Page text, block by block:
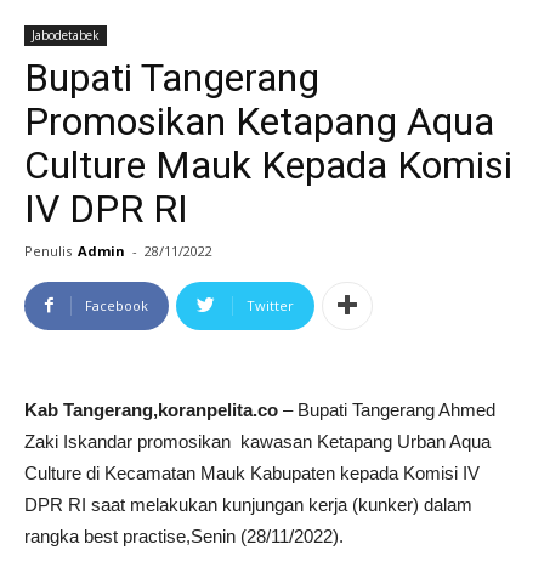
Jabodetabek
Bupati Tangerang
Promosikan Ketapang Aqua
Culture Mauk Kepada Komisi
IV DPR RI
Penulis Admin - 28/11/2022
Facebook Twitter
Kab Tangerang,koranpelita.co – Bupati Tangerang Ahmed
Zaki Iskandar promosikan kawasan Ketapang Urban Aqua
Culture di Kecamatan Mauk Kabupaten kepada Komisi IV
DPR RI saat melakukan kunjungan kerja (kunker) dalam
rangka best practise,Senin (28/11/2022).